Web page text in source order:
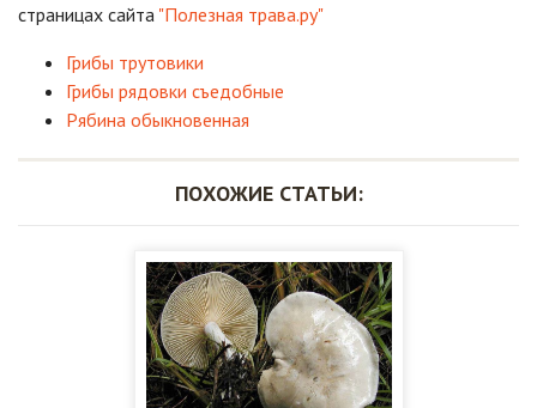
страницах сайта "Полезная трава.ру"
Грибы трутовики
Грибы рядовки съедобные
Рябина обыкновенная
ПОХОЖИЕ СТАТЬИ: